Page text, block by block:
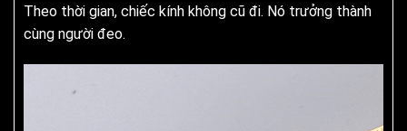
Theo thời gian, chiếc kính không cũ đi. Nó trưởng thành
cùng người đeo.